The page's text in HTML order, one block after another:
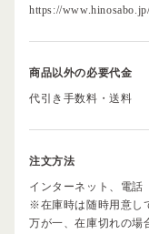
https://
商品以外の必要代金
代引き手数料・送料
注文方法
インターネット、電話
※在庫時は随時用意し
万が一、在庫切れの場